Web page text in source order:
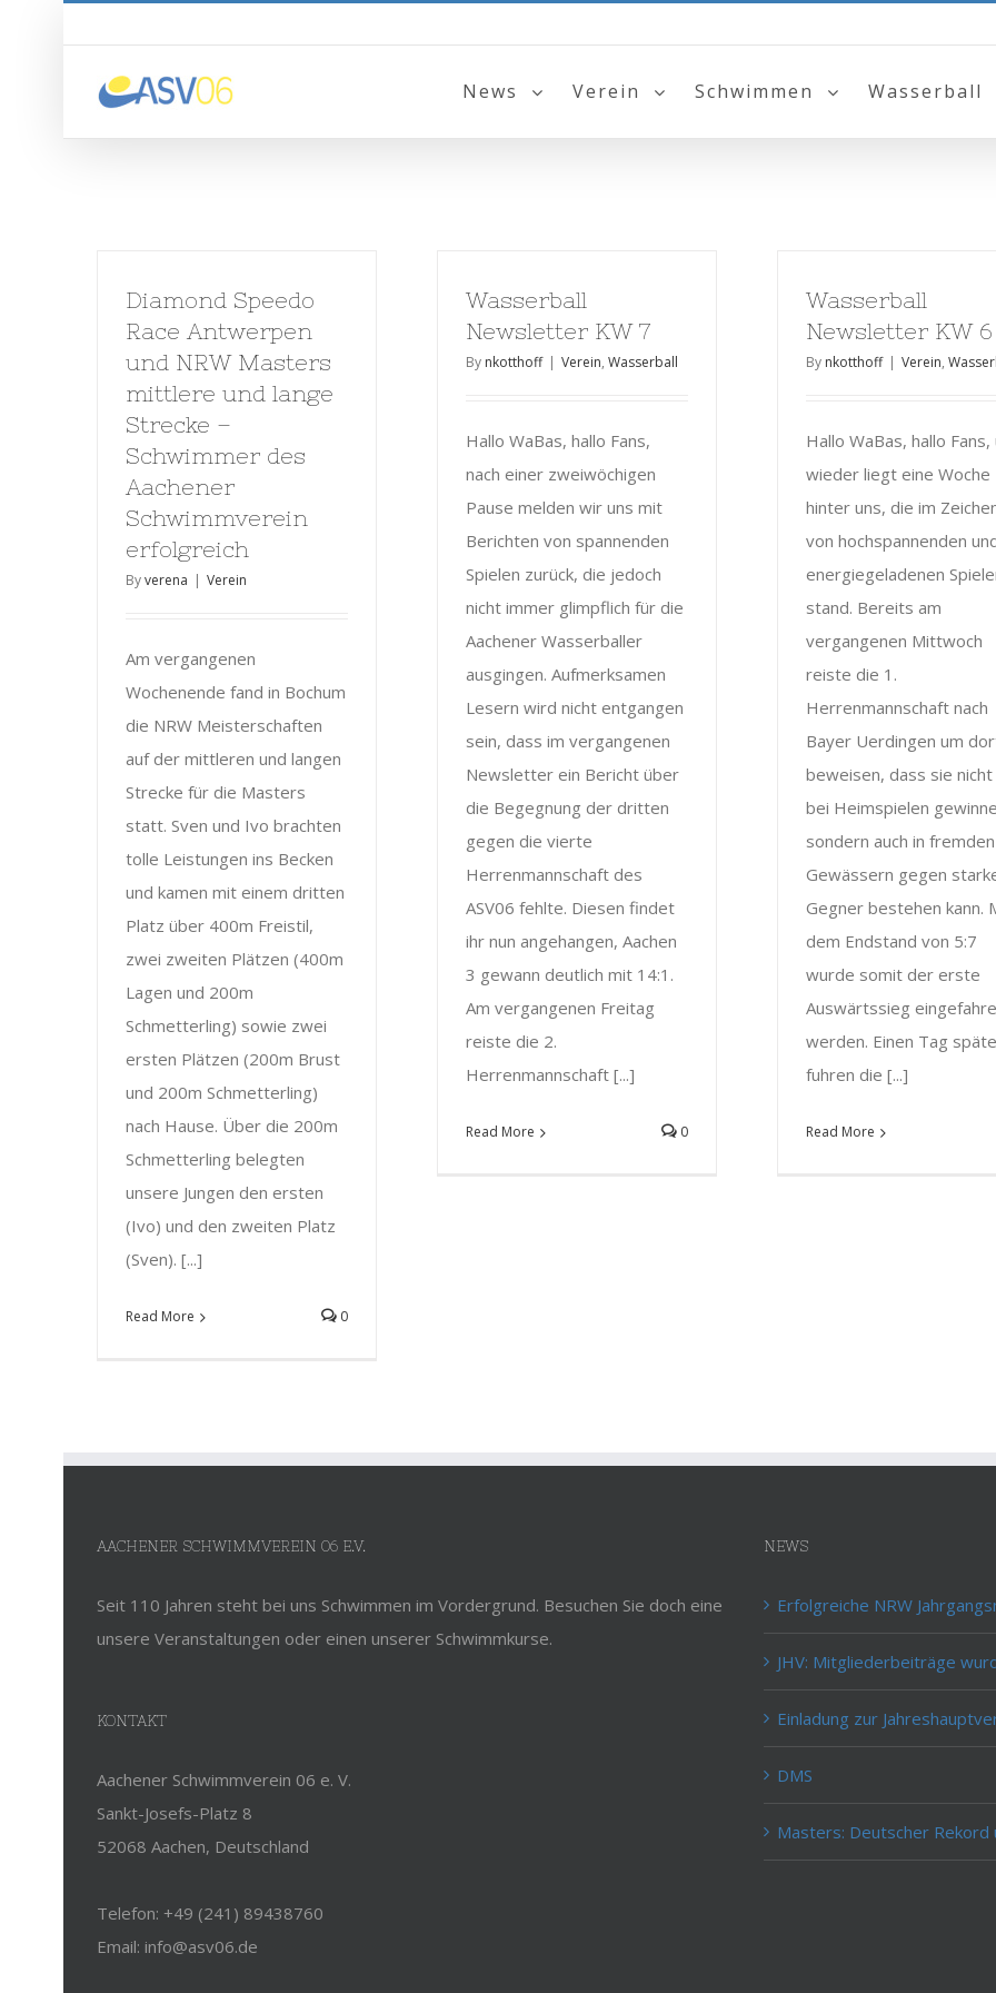
News Verein Schwimmen Wasserball
Diamond Speedo
Race Antwerpen
und NRW Masters
mittlere und lange
Strecke –
Schwimmer des
Aachener
Schwimmverein
erfolgreich
Byverena | Verein
Am vergangenen
Wochenende fand in Bochum
die NRW Meisterschaften
auf der mittleren und langen
Strecke für die Masters
statt. Sven und Ivo brachten
tolle Leistungen ins Becken
und kamen mit einem dritten
Platz über 400m Freistil,
zwei zweiten Plätzen (400m
Lagen und 200m
Schmetterling) sowie zwei
ersten Plätzen (200m Brust
und 200m Schmetterling)
nach Hause. Über die 200m
Schmetterling belegten
unsere Jungen den ersten
(Ivo) und den zweiten Platz
(Sven). [...]
Read More 0
Wasserball
Newsletter KW 7
By nkotthoff | Verein, Wasserball
Hallo WaBas, hallo Fans,
nach einer zweiwöchigen
Pause melden wir uns mit
Berichten von spannenden
Spielen zurück, die jedoch
nicht immer glimpflich für die
Aachener Wasserballer
ausgingen. Aufmerksamen
Lesern wird nicht entgangen
sein, dass im vergangenen
Newsletter ein Bericht über
die Begegnung der dritten
gegen die vierte
Herrenmannschaft des
ASV06 fehlte. Diesen findet
ihr nun angehangen, Aachen
3 gewann deutlich mit 14:1.
Am vergangenen Freitag
reiste die 2.
Herrenmannschaft [...]
Read More 0
Wasserball
Newsletter KW 6
By nkotthoff | Verein,
Hallo WaBas, hallo Fans,
wieder liegt eine Woche
hinter uns, die im
von hochspannenden
energiegeladenen
stand. Bereits am
vergangenen Mittwoch
reiste die 1.
Herrenmannschaft nach
Bayer Uerdingen um
beweisen, dass sie
bei Heimspielen
sondern auch in fremden
Gewässern gegen
Gegner bestehen kann.
dem Endstand von 5:7
wurde somit der erste
Auswärtssieg
werden. Einen Tag
fuhren die [...]
Read More
AACHENER SCHWIMMVEREIN 06 E.V.
Seit 110 Jahren steht bei uns Schwimmen im Vordergrund. Besuchen Sie doch eine
unsere Veranstaltungen oder einen unserer Schwimmkurse.
KONTAKT
Aachener Schwimmverein 06 e. V.
Sankt-Josefs-Platz 8
52068 Aachen, Deutschland
Telefon: +49 (241) 89438760
Email: info@asv06.de
NEWS
Erfolgreiche NRW
JHV: Mitgliederbeiträge
Einladung zur
DMS
Masters: Deutscher Rekord